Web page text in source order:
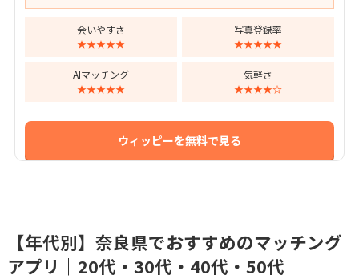
会いやすさ
★★★★★
写真登録率
★★★★★
AIマッチング
★★★★★
気軽さ
★★★★☆
ウィッピーを無料で見る
【年代別】奈良県でおすすめのマッチング
アプリ｜20代・30代・40代・50代